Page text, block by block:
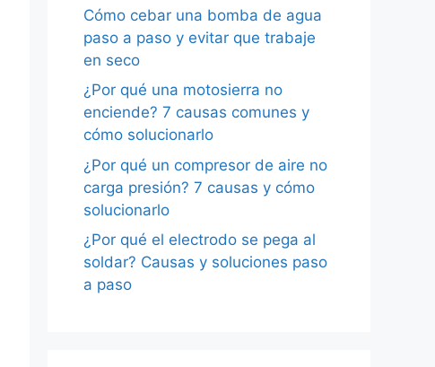
Cómo cebar una bomba de agua
paso a paso y evitar que trabaje
en seco
¿Por qué una motosierra no
enciende? 7 causas comunes y
cómo solucionarlo
¿Por qué un compresor de aire no
carga presión? 7 causas y cómo
solucionarlo
¿Por qué el electrodo se pega al
soldar? Causas y soluciones paso
a paso